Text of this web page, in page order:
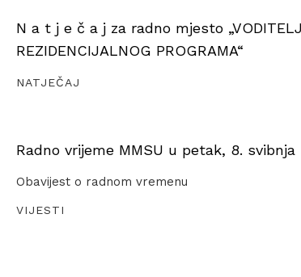
N a t j e č a j za radno mjesto „VODITELJ
REZIDENCIJALNOG PROGRAMA“
NATJEČAJ
Radno vrijeme MMSU u petak, 8. svibnja
Obavijest o radnom vremenu
VIJESTI